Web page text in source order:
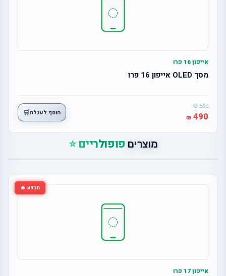
אייפון 16 פרו
מסך OLED אייפון 16 פרו
590
490 הוסף לעגלה🛒
מוצרים פופולריים ⭐
מבצע 🔥
אייפון 17 פרו